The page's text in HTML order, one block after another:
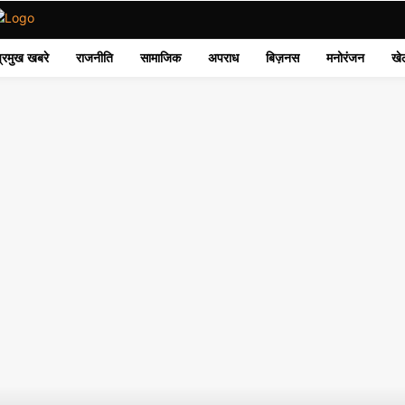
खबरे राजनीति सामाजिक अपराध बिज़नस मनोरंजन